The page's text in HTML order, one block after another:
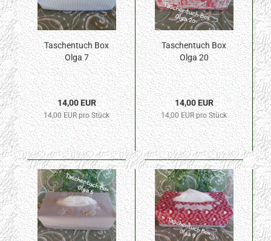
Taschentuch Box
Olga 7
14,00 EUR
14,00 EUR pro Stück
Taschentuch Box
Olga 20
14,00 EUR
14,00 EUR pro Stück